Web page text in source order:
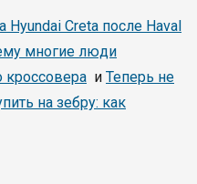
Hyundai Creta после Haval
многие люди
кроссовера и Теперь не
на зебру: как